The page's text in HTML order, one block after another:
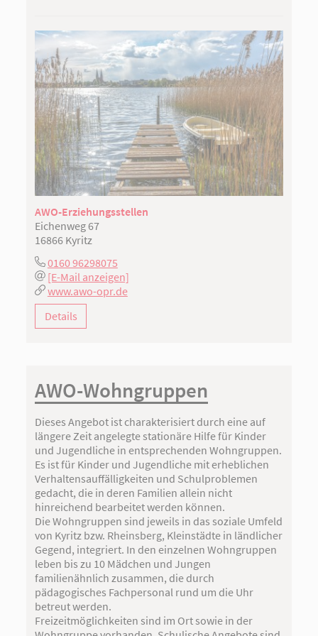
AWO-Erziehungsstellen
Eichenweg 67
16866 Kyritz
0160 96298075
[E-Mail anzeigen]
www.awo-opr.de
Details
AWO-Wohngruppen
Dieses Angebot ist charakterisiert durch eine auf
längere Zeit angelegte stationäre Hilfe für Kinder
und Jugendliche in entsprechenden Wohngruppen.
Es ist für Kinder und Jugendliche mit erheblichen
Verhaltensauffälligkeiten und Schulproblemen
gedacht, die in deren Familien allein nicht
hinreichend bearbeitet werden können.
Die Wohngruppen sind jeweils in das soziale Umfeld
von Kyritz bzw. Rheinsberg, Kleinstädte in ländlicher
Gegend, integriert. In den einzelnen Wohngruppen
leben bis zu 10 Mädchen und Jungen
familienähnlich zusammen, die durch
pädagogisches Fachpersonal rund um die Uhr
betreut werden.
Freizeitmöglichkeiten sind im Ort sowie in der